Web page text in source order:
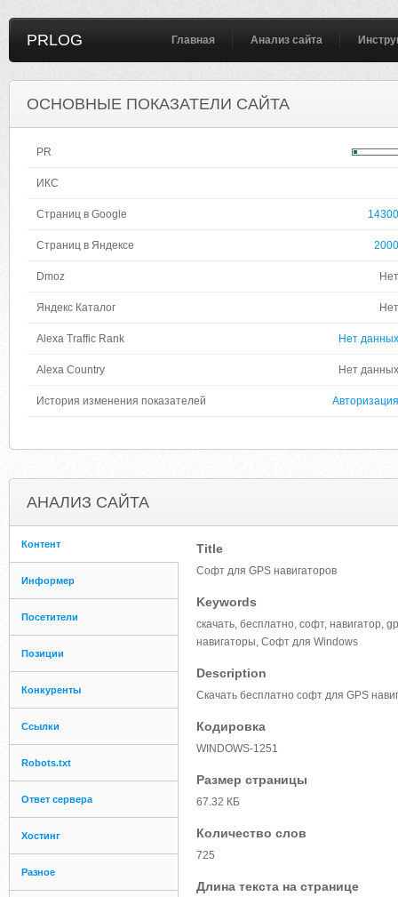
PRLOG Главная Анализ сайта
ОСНОВНЫЕ ПОКАЗАТЕЛИ САЙТА
PR
ИКС
Страниц в Google 14300
Страниц в Яндексе 2000
Dmoz Нет
Яндекс Каталог Нет
Alexa Traffic Rank Нет данных
Alexa Country Нет данных
История изменения показателей Авторизация
АНАЛИЗ САЙТА
Контент
Информер
Посетители
Позиции
Конкуренты
Ссылки
Robots.txt
Ответ сервера
Хостинг
Разное
Title
Софт для GPS навигаторов
Keywords
скачать, бесплатно, софт, навигатор,
навигаторы, Софт для Windows
Description
Скачать бесплатно софт для GPS
Кодировка
WINDOWS-1251
Размер страницы
67.32 КБ
Количество слов
725
Длина текста на странице